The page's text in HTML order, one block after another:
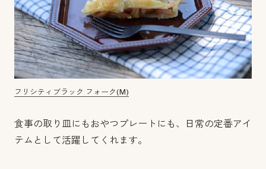
フリシティブラック フォーク(M)
食事の取り皿にもおやつプレートにも、日常の定番アイ
テムとして活躍してくれます。